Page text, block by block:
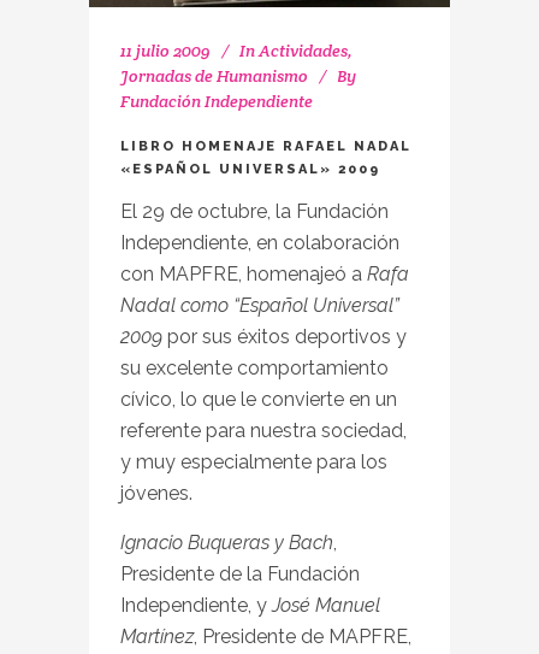
11 julio 2009 InActividades,
Jornadas de Humanismo
By
Fundación Independiente
LIBRO HOMENAJE RAFAEL NADAL
«ESPAÑOL UNIVERSAL» 2009
El 29 de octubre, la Fundación
Independiente, en colaboración
con MAPFRE, homenajeó a Rafa
Nadal como “Español Universal”
2009 por sus éxitos deportivos y
su excelente comportamiento
cívico, lo que le convierte en un
referente para nuestra sociedad,
y muy especialmente para los
jóvenes.
Ignacio Buqueras y Bach,
Presidente de la Fundación
Independiente, yJosé Manuel
Martínez, Presidente de MAPFRE,